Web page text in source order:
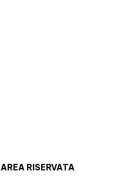
AREA RISERVATA